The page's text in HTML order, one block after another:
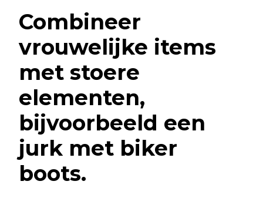
Combineer
vrouwelijke items
met stoere
elementen,
bijvoorbeeld een
jurk met biker
boots.